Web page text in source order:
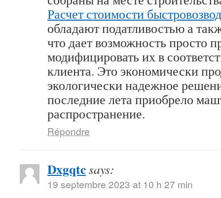
Расчет стоимости
обладают податливостью а
что дает возможность просто
модифицировать их в
клиента. Это экономически
экологически надежное
последние лета приобрело
распространение.
Répondre
Dxgqtcsays:
19 septembre 2023 at 10 h 27 min